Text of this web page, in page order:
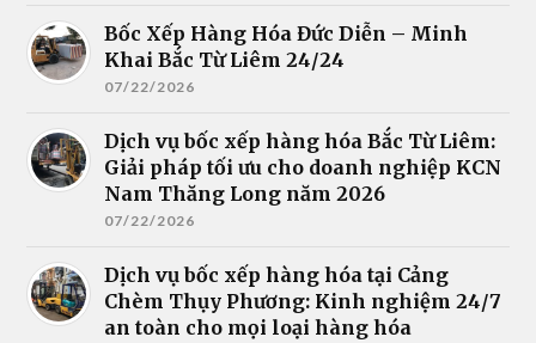
Bốc Xếp Hàng Hóa Đức Diễn – Minh
Khai Bắc Từ Liêm 24/24
07/22/2026
Dịch vụ bốc xếp hàng hóa Bắc Từ Liêm:
Giải pháp tối ưu cho doanh nghiệp KCN
Nam Thăng Long năm 2026
07/22/2026
Dịch vụ bốc xếp hàng hóa tại Cảng
Chèm Thụy Phương: Kinh nghiệm 24/7
an toàn cho mọi loại hàng hóa